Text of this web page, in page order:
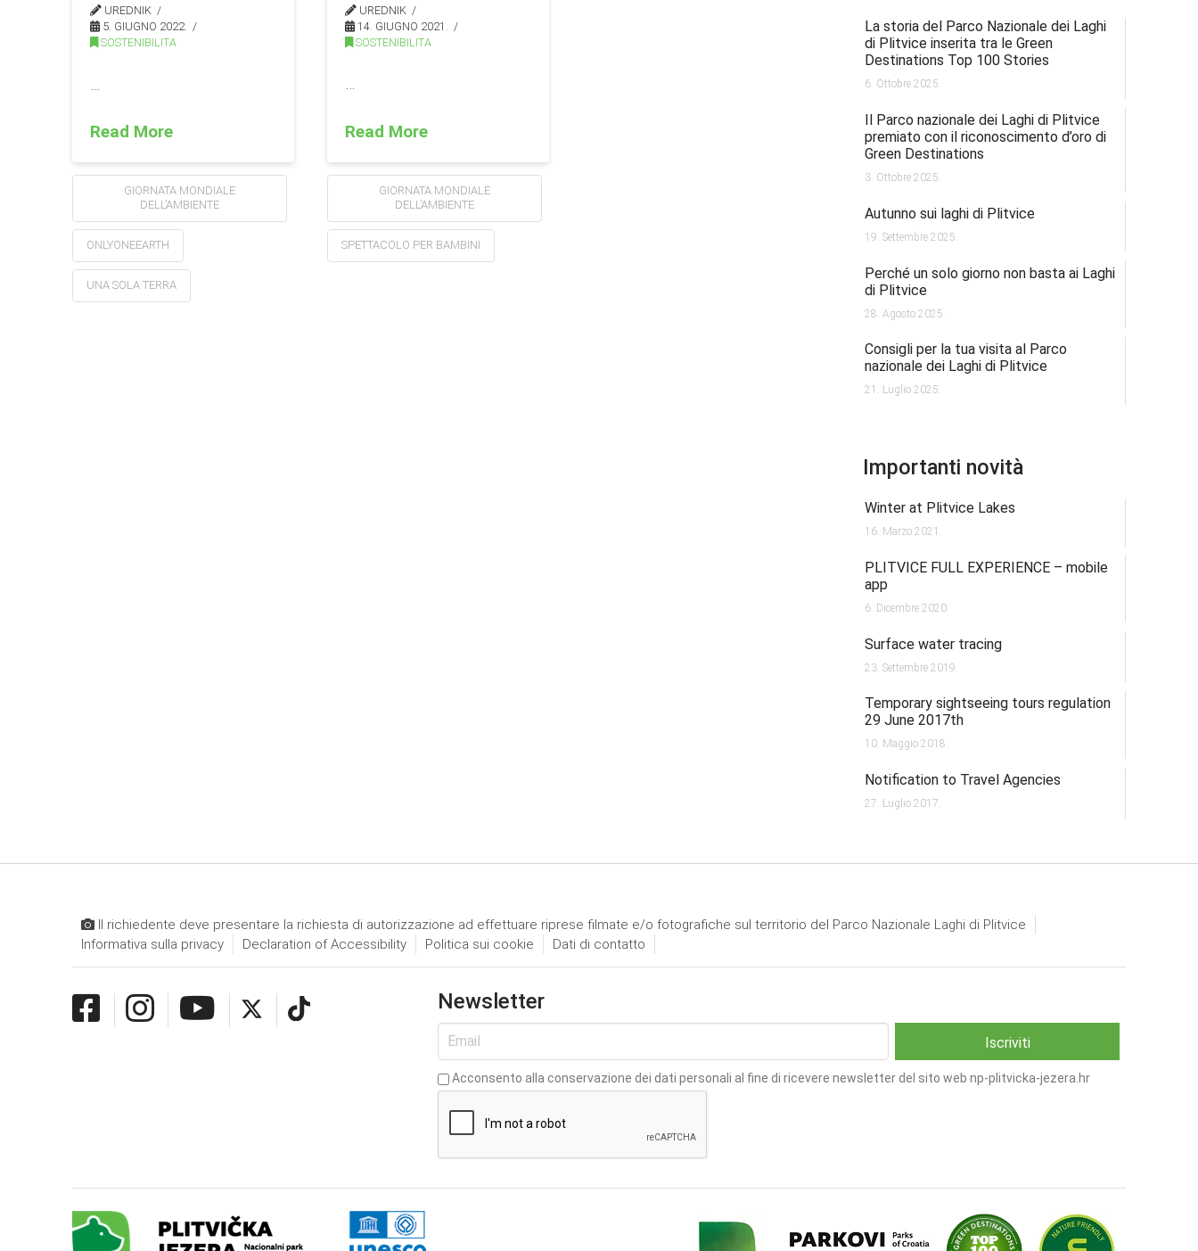
UREDNIK
5. GIUGNO 2022.
SOSTENIBILITA
Read More
GIORNATA MONDIALE
DELL’AMBIENTE
ONLYONEEARTH
UNA SOLA TERRA
UREDNIK
14. GIUGNO 2021.
SOSTENIBILITA
Read More
GIORNATA MONDIALE
DELL’AMBIENTE
SPETTACOLO PER BAMBINI
La storia del Parco Nazionale dei Laghi
di Plitvice inserita tra le Green
Destinations Top 100 Stories
6. Ottobre 2025.
Il Parco nazionale dei Laghi di Plitvice
premiato con il riconoscimento d’oro di
Green Destinations
3. Ottobre 2025.
Autunno sui laghi di Plitvice
19. Settembre 2025.
Perché un solo giorno non basta ai Laghi
di Plitvice
28. Agosto 2025.
Consigli per la tua visita al Parco
nazionale dei Laghi di Plitvice
21. Luglio 2025.
Importanti novità
Winter at Plitvice Lakes
16. Marzo 2021.
PLITVICE FULL EXPERIENCE – mobile
app
6. Dicembre 2020.
Surface water tracing
23. Settembre 2019.
Temporary sightseeing tours regulation
29 June 2017th
10. Maggio 2018.
Notification to Travel Agencies
27. Luglio 2017.
Il richiedente deve presentare la richiesta di autorizzazione ad effettuare riprese filmate e/o fotografiche sul territorio del Parco Nazionale Laghi di Plitvice
Informativa sulla privacy
Declaration of Accessibility Politica sui cookie Dati di contatto
Newsletter
Acconsento alla conservazione dei dati personali al fine di ricevere newsletter del sito web np-plitvicka-jezera.hr